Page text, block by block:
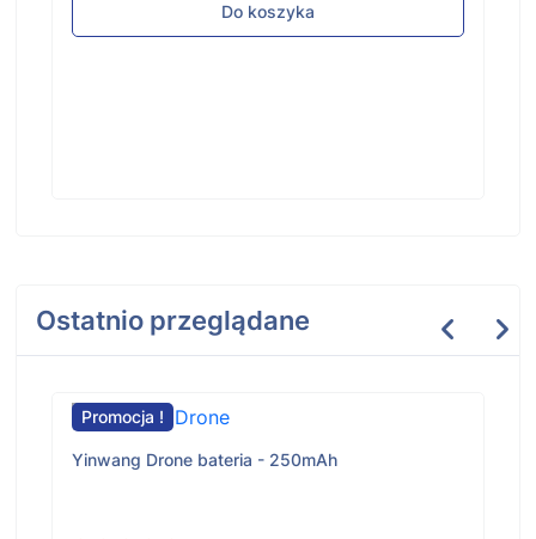
Do koszyka
Ostatnio przeglądane
Promocja !
Yinwang Drone bateria - 250mAh